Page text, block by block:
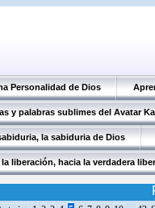
Personalidad de Dios
y palabras sublimes del Avatar
la sabiduria de Dios
liberación, hacia la verdadera